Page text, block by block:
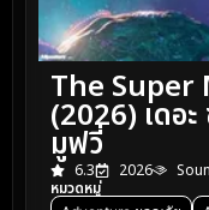
The Super
(2026) เดอ
มูฟวี่
6.3 2026
หมวดหมู่